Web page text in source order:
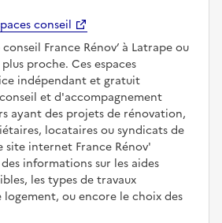
conseil
France Rénov’ à Latrape ou
proche. Ces espaces
indépendant et gratuit
et d'accompagnement
ayant des projets de rénovation,
locataires ou syndicats de
site internet France Rénov'
informations sur les aides
les types de travaux
ou encore le choix des